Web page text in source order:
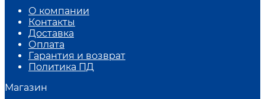
О компании
Контакты
Доставка
Оплата
Гарантия и возврат
Политика ПД
Магазин